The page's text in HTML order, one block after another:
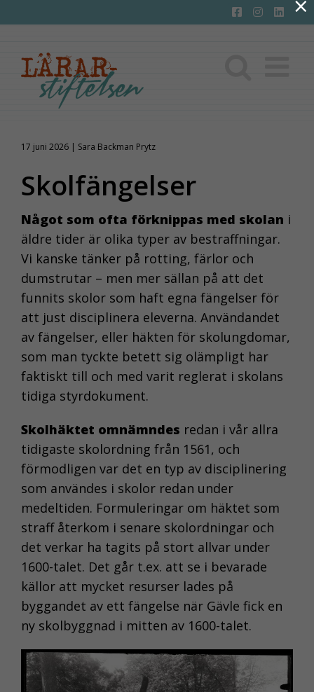
till
innehållet
17 juni 2026 | Sara Backman Prytz
Skolfängelser
Något som ofta förknippas med skolan i
äldre tider är olika typer av bestraffningar.
Vi kanske tänker på rotting, färlor och
dumstrutar – men mer sällan på att det
funnits skolor som haft egna fängelser för
att just disciplinera eleverna. Användandet
av fängelser, eller häkten för skolungdomar,
som man tyckte betett sig olämpligt har
faktiskt till och med varit reglerat i skolans
tidiga styrdokument.
Skolhäktet omnämndes redan i vår allra
tidigaste skolordning från 1561, och
förmodligen var det en typ av disciplinering
som användes i skolor redan under
medeltiden. Formuleringar om häktet som
straff återkom i senare skolordningar och
det verkar ha tagits på stort allvar under
1600-talet. Det går t.ex. att se i bevarade
källor att mycket resurser lades på
byggandet av ett fängelse när Gävle fick en
ny skolbyggnad i mitten av 1600-talet.